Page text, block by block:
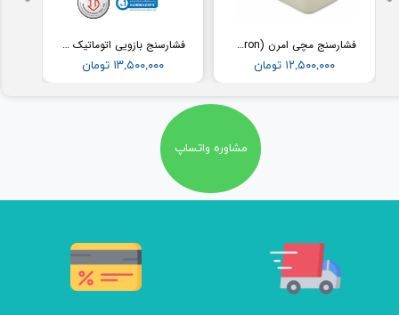
فشارسنج بازویی اتوماتیک با کاف پهن امرن (OMRON) مدل M3
۱۳,۵۰۰,۰۰۰ تومان
فشارسنج مچی امرن (Omron) مدل RS2
۱۲,۵۰۰,۰۰۰ تومان
مشاوره واتساپ